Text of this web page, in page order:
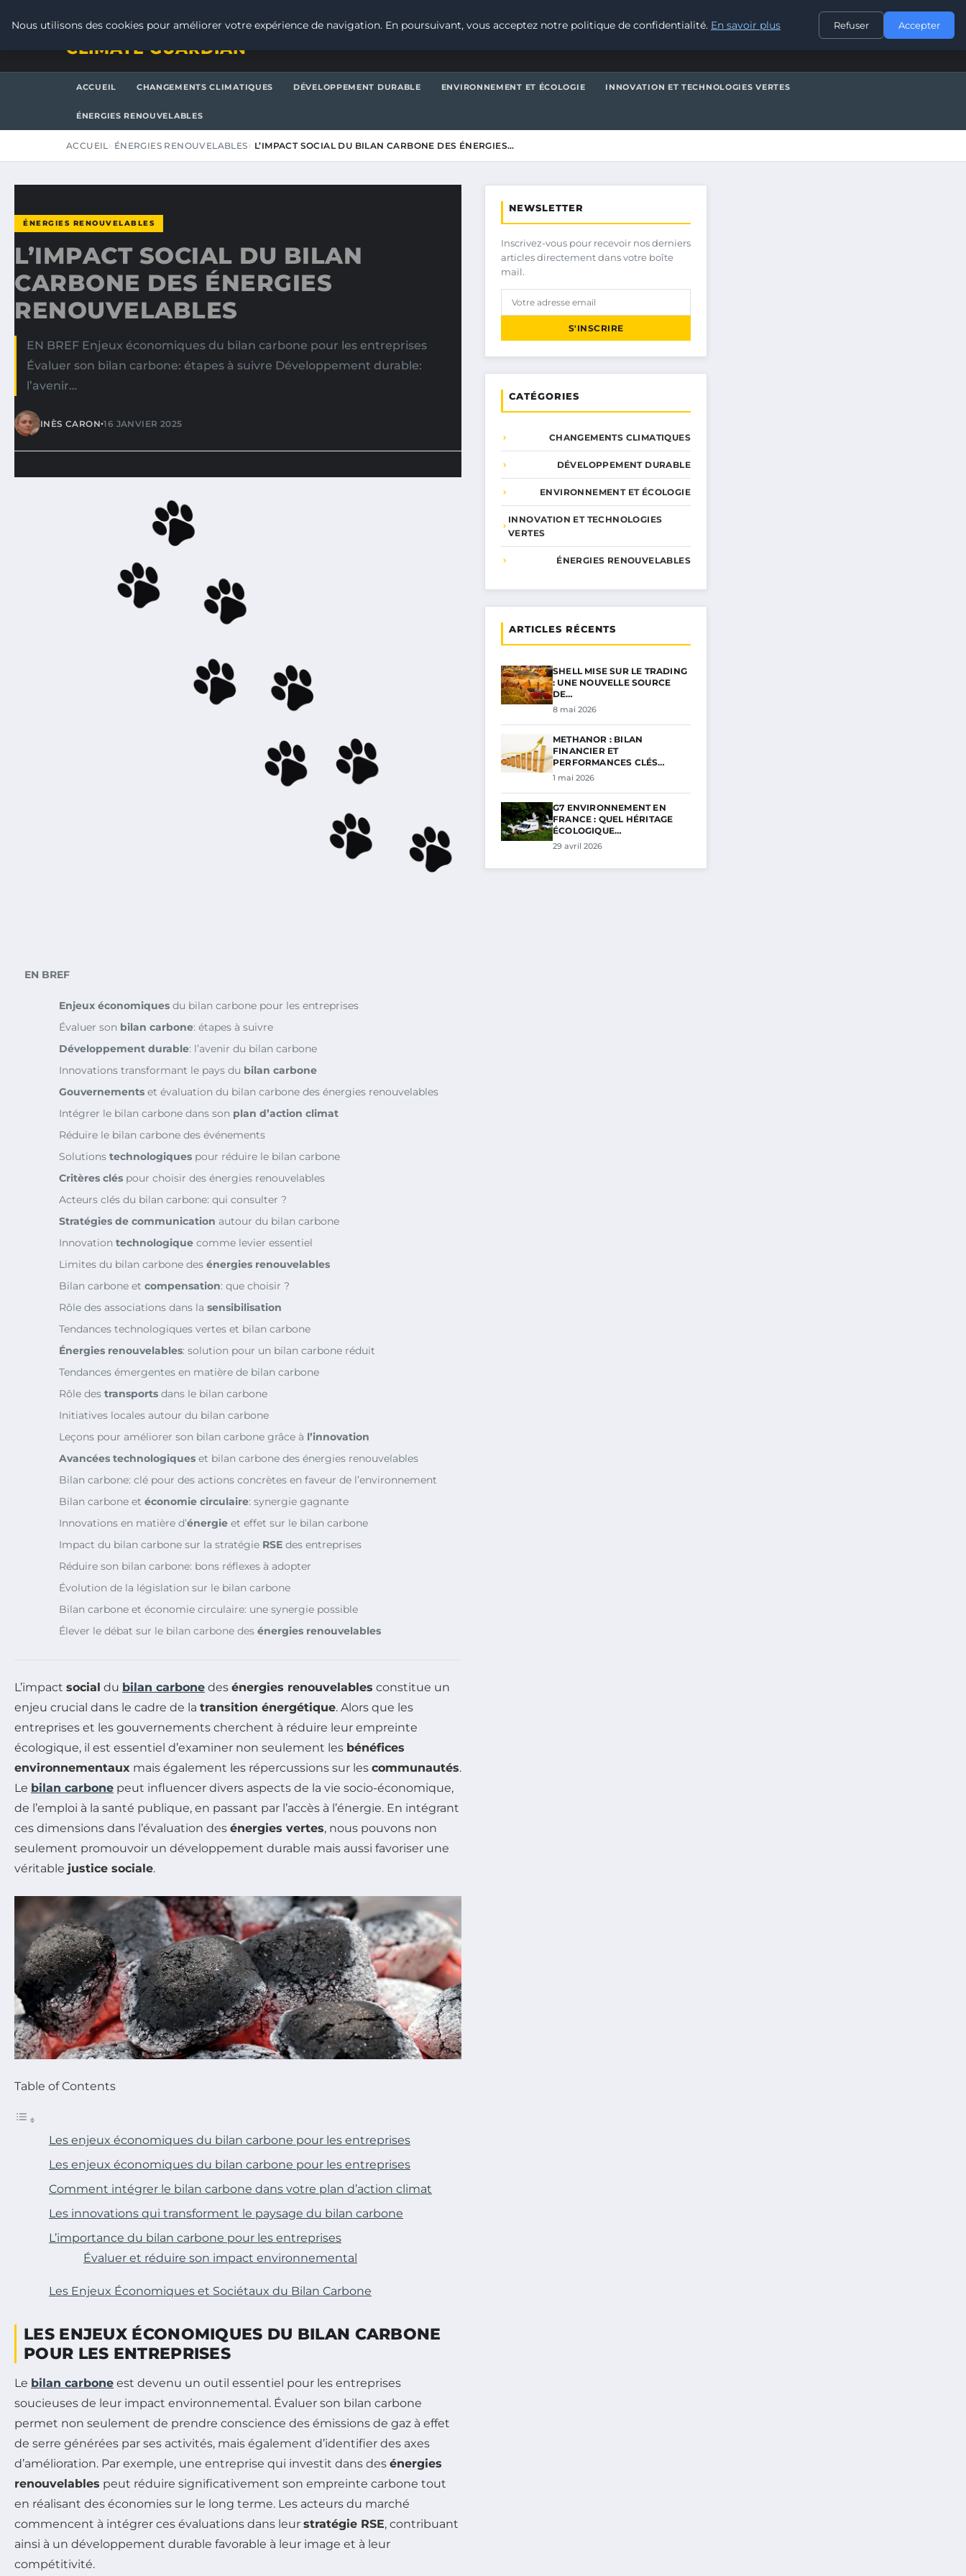
CONTACT
CLIMATE GUARDIAN
ACCUEIL CHANGEMENTS CLIMATIQUES DÉVELOPPEMENT DURABLE ENVIRONNEMENT ET ÉCOLOGIE INNOVATION ET TECHNOLOGIES VERTES
ÉNERGIES RENOUVELABLES
ACCUEIL ÉNERGIES RENOUVELABLES L’IMPACT SOCIAL DU BILAN CARBONE DES ÉNERGIES…
ÉNERGIES RENOUVELABLES
L’IMPACT SOCIAL DU BILAN
CARBONE DES ÉNERGIES
RENOUVELABLES
EN BREF Enjeux économiques du bilan carbone pour les entreprises
Évaluer son bilan carbone: étapes à suivre Développement durable:
l’avenir…
INÈS CARON•16 JANVIER 2025
EN BREF
Enjeux économiques du bilan carbone pour les entreprises
Évaluer son bilan carbone: étapes à suivre
Développement durable: l’avenir du bilan carbone
Innovations transformant le pays du bilan carbone
Gouvernements et évaluation du bilan carbone des énergies renouvelables
Intégrer le bilan carbone dans son plan d’action climat
Réduire le bilan carbone des événements
Solutions technologiques pour réduire le bilan carbone
Critères clés pour choisir des énergies renouvelables
Acteurs clés du bilan carbone: qui consulter ?
Stratégies de communication autour du bilan carbone
Innovation technologique comme levier essentiel
Limites du bilan carbone des énergies renouvelables
Bilan carbone et compensation: que choisir ?
Rôle des associations dans la sensibilisation
Tendances technologiques vertes et bilan carbone
Énergies renouvelables: solution pour un bilan carbone réduit
Tendances émergentes en matière de bilan carbone
Rôle des transports dans le bilan carbone
Initiatives locales autour du bilan carbone
Leçons pour améliorer son bilan carbone grâce à l’innovation
Avancées technologiques et bilan carbone des énergies renouvelables
Bilan carbone: clé pour des actions concrètes en faveur de l’environnement
Bilan carbone et économie circulaire: synergie gagnante
Innovations en matière d’énergie et effet sur le bilan carbone
Impact du bilan carbone sur la stratégie RSE des entreprises
Réduire son bilan carbone: bons réflexes à adopter
Évolution de la législation sur le bilan carbone
Bilan carbone et économie circulaire: une synergie possible
Élever le débat sur le bilan carbone des énergies renouvelables
L’impact social du bilan carbone des énergies renouvelables constitue un
enjeu crucial dans le cadre de la transition énergétique. Alors que les
entreprises et les gouvernements cherchent à réduire leur empreinte
écologique, il est essentiel d’examiner non seulement les bénéfices
environnementaux mais également les répercussions sur les communautés.
Le bilan carbone peut influencer divers aspects de la vie socio-économique,
de l’emploi à la santé publique, en passant par l’accès à l’énergie. En intégrant
ces dimensions dans l’évaluation des énergies vertes, nous pouvons non
seulement promouvoir un développement durable mais aussi favoriser une
véritable justice sociale.
Table of Contents
Les enjeux économiques du bilan carbone pour les entreprises
Les enjeux économiques du bilan carbone pour les entreprises
Comment intégrer le bilan carbone dans votre plan d’action climat
Les innovations qui transforment le paysage du bilan carbone
L’importance du bilan carbone pour les entreprises
Évaluer et réduire son impact environnemental
Les Enjeux Économiques et Sociétaux du Bilan Carbone
LES ENJEUX ÉCONOMIQUES DU BILAN CARBONE
POUR LES ENTREPRISES
Le bilan carbone est devenu un outil essentiel pour les entreprises
soucieuses de leur impact environnemental. Évaluer son bilan carbone
permet non seulement de prendre conscience des émissions de gaz à effet
de serre générées par ses activités, mais également d’identifier des axes
d’amélioration. Par exemple, une entreprise qui investit dans des énergies
renouvelables peut réduire significativement son empreinte carbone tout
en réalisant des économies sur le long terme. Les acteurs du marché
commencent à intégrer ces évaluations dans leur stratégie RSE, contribuant
ainsi à un développement durable favorable à leur image et à leur
compétitivité.
NEWSLETTER
Inscrivez-vous pour recevoir nos derniers
articles directement dans votre boîte
mail.
S'INSCRIRE
CATÉGORIES
CHANGEMENTS CLIMATIQUES
DÉVELOPPEMENT DURABLE
ENVIRONNEMENT ET ÉCOLOGIE
INNOVATION ET TECHNOLOGIES
VERTES
ÉNERGIES RENOUVELABLES
ARTICLES RÉCENTS
SHELL MISE SUR LE TRADING
: UNE NOUVELLE SOURCE
DE…
8 mai 2026
METHANOR : BILAN
FINANCIER ET
PERFORMANCES CLÉS
POUR…
1 mai 2026
G7 ENVIRONNEMENT EN
FRANCE : QUEL HÉRITAGE
ÉCOLOGIQUE…
29 avril 2026
Nous utilisons des cookies pour améliorer votre expérience de navigation. En poursuivant, vous acceptez notre politique de confidentialité. En savoir plus Refuser Accepter